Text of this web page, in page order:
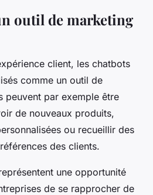
outil de marketing
client, les chatbots
comme un outil de
peuvent par exemple être
de nouveaux produits,
ou recueillir des
des clients.
une opportunité
de se rapprocher de